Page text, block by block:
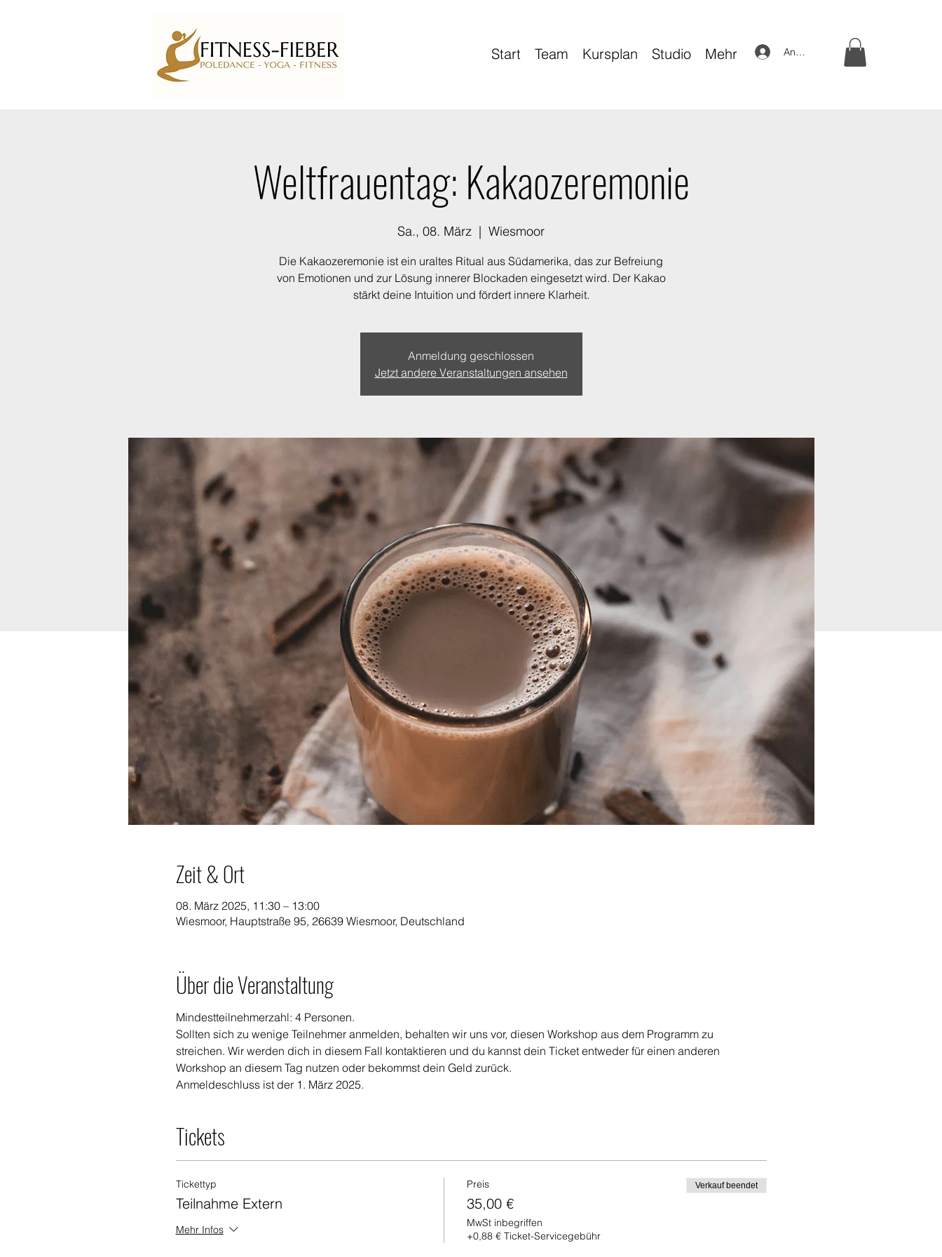
Start Team Kursplan Studio Mehr Anmelden
Weltfrauentag: Kakaozeremonie
Sa., 08. März
  |
Wiesmoor
Die Kakaozeremonie ist ein uraltes Ritual aus Südamerika, das zur Befreiung
von Emotionen und zur Lösung innerer Blockaden eingesetzt wird. Der Kakao
stärkt deine Intuition und fördert innere Klarheit.
Anmeldung geschlossen
Jetzt andere Veranstaltungen ansehen
Zeit & Ort
08. März 2025, 11:30 – 13:00
Wiesmoor, Hauptstraße 95, 26639 Wiesmoor, Deutschland
Über die Veranstaltung
Mindestteilnehmerzahl: 4 Personen.
Sollten sich zu wenige Teilnehmer anmelden, behalten wir uns vor, diesen Workshop aus dem Programm zu
streichen. Wir werden dich in diesem Fall kontaktieren und du kannst dein Ticket entweder für einen anderen
Workshop an diesem Tag nutzen oder bekommst dein Geld zurück.
Anmeldeschluss ist der 1. März 2025.
Tickets
Tickettyp
Teilnahme Extern
Mehr Infos
Preis
35,00 €
MwSt inbegriffen
+0,88 € Ticket-Servicegebühr
Verkauf beendet